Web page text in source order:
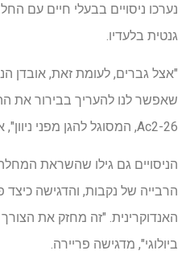
נערכו ניסויים בבעלי חיים עם
גנטית בלעדיו.
"אצל גברים, לעומת זאת, אובדן
שאפשר לנו להעריך בבירור את
Ac2-26, המסוגל להגן מפני ניוון", אומר פריירה.
הניסויים גם גילו שהשראת
הרבייה של נקבות, והדגישה
האנדוקרינית. "זה מחזק את הצורך
ביולוגי", מדגישה פריירה.